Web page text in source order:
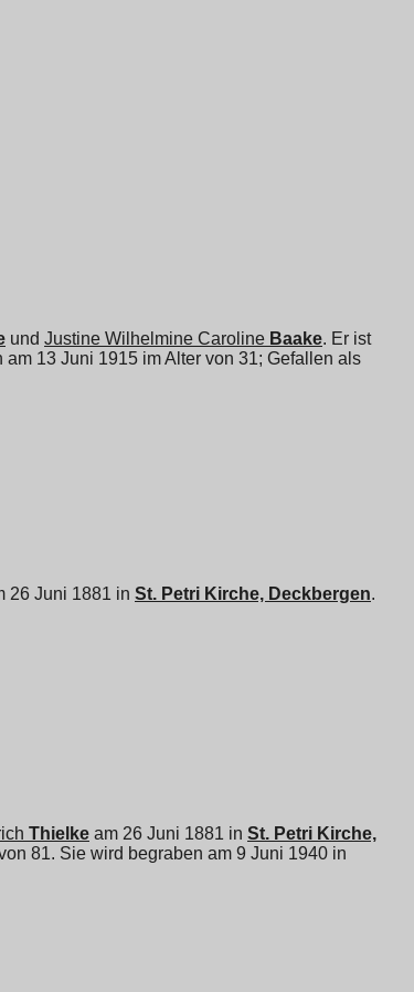
und Justine Wilhelmine Caroline Baake. Er ist
am 13 Juni 1915 im Alter von 31; Gefallen als
26 Juni 1881 in St. Petri Kirche, Deckbergen.
Thielke am 26 Juni 1881 in St. Petri Kirche,
81. Sie wird begraben am 9 Juni 1940 in